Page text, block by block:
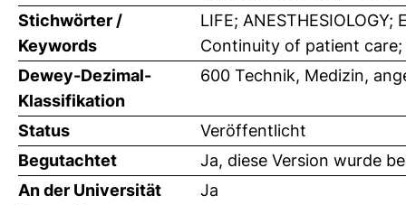
Stichwörter /
Keywords
LIFE;
Continuity of patient
Dewey-Dezimal-
Klassifikation
600 Technik, Medizin,
Status
Veröffentlicht
Begutachtet
Ja, diese Version wurde
An der Universität
Ja